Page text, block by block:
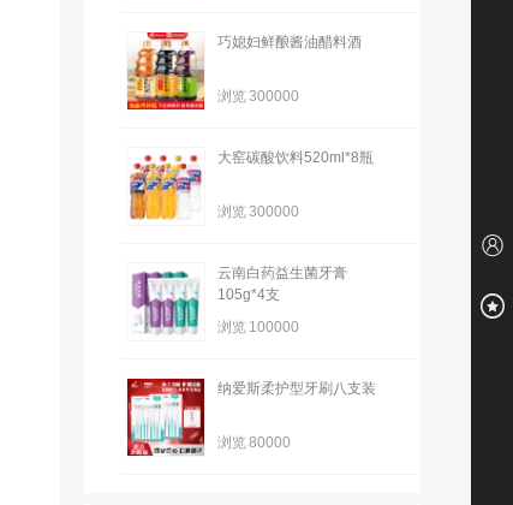
巧媳妇鲜酿酱油醋料酒
浏览300000
大窑碳酸饮料520ml*8瓶
浏览300000
云南白药益生菌牙膏
105g*4支
浏览 100000
纳爱斯柔护型牙刷八支装
浏览80000